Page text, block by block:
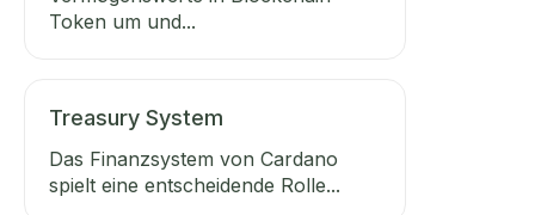
Token um und...
Treasury System
Das Finanzsystem von Cardano
spielt eine entscheidende Rolle...